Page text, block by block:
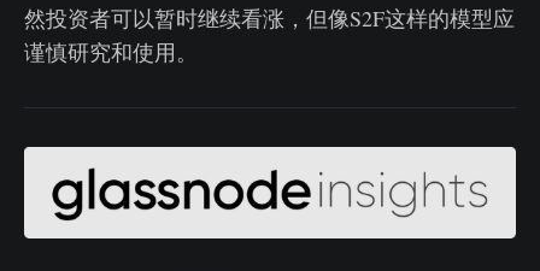
然投资者可以暂时继续看涨，但像S2F这样的模型应
谨慎研究和使用。